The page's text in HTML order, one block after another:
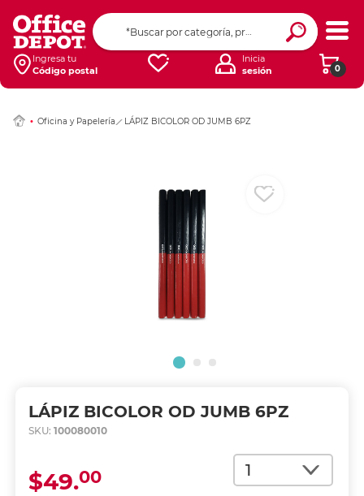
Ingresa tu
Código postal
0
Inicia
sesión
Oficina y Papelería LÁPIZ BICOLOR OD JUMB 6PZ
LÁPIZ BICOLOR OD JUMB 6PZ
SKU: 100080010
Cantidad
$49.00
Ingresar Codigo